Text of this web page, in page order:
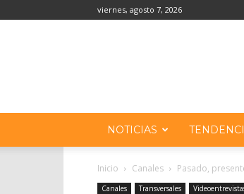
viernes, agosto 7, 2026
NOTICIAS
Inicio Canales Pasado,
Canales Transversales